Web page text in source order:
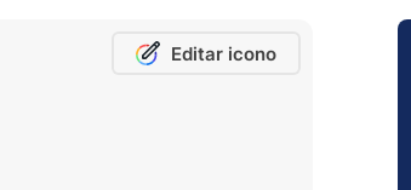
Editar icono